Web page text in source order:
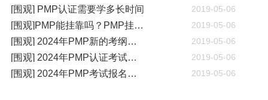
[围观] PMP认证需要学多长时间 2019-05-06
[围观]PMP能挂靠吗？PMP挂靠一年多少钱 2019-05-06
[围观] 2024年PMP新的考纲有哪些变化 2019-05-06
[围观] 2024年PMP认证考试什么时候开考 2019-05-06
[围观] 2024年PMP考试报名通知 2019-05-06